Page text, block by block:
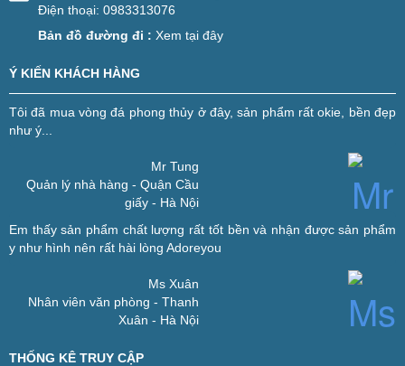
Điện thoại: 0983313076
Bản đồ đường đi : Xem tại đây
Ý KIẾN KHÁCH HÀNG
Tôi đã mua vòng đá phong thủy ở đây, sản phẩm rất okie, bền đẹp
như ý...
Mr Tung
Quản lý nhà hàng - Quận Cầu
giấy - Hà Nội
Em thấy sản phẩm chất lượng rất tốt bền và nhận được sản phẩm
y như hình nên rất hài lòng Adoreyou
Ms Xuân
Nhân viên văn phòng - Thanh
Xuân - Hà Nội
THỐNG KÊ TRUY CẬP